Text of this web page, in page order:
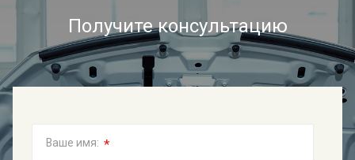
Получите консультацию
Ваше имя: *